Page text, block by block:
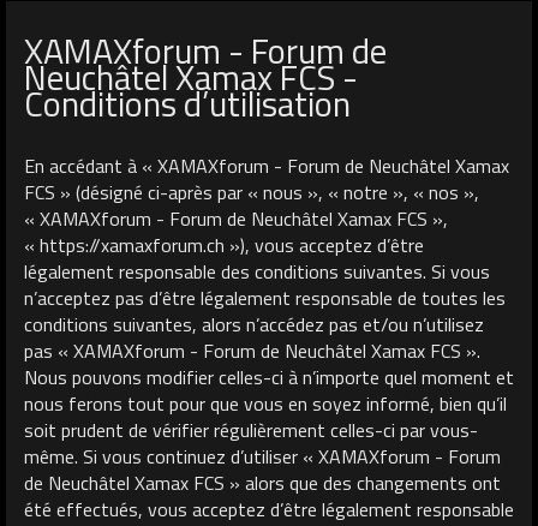
XAMAXforum - Forum de
Neuchâtel Xamax FCS -
Conditions d’utilisation
En accédant à « XAMAXforum - Forum de Neuchâtel Xamax
FCS » (désigné ci-après par « nous », « notre », « nos »,
« XAMAXforum - Forum de Neuchâtel Xamax FCS »,
« https://xamaxforum.ch »), vous acceptez d’être
légalement responsable des conditions suivantes. Si vous
n’acceptez pas d’être légalement responsable de toutes les
conditions suivantes, alors n’accédez pas et/ou n’utilisez
pas « XAMAXforum - Forum de Neuchâtel Xamax FCS ».
Nous pouvons modifier celles-ci à n’importe quel moment et
nous ferons tout pour que vous en soyez informé, bien qu’il
soit prudent de vérifier régulièrement celles-ci par vous-
même. Si vous continuez d’utiliser « XAMAXforum - Forum
de Neuchâtel Xamax FCS » alors que des changements ont
été effectués, vous acceptez d’être légalement responsable